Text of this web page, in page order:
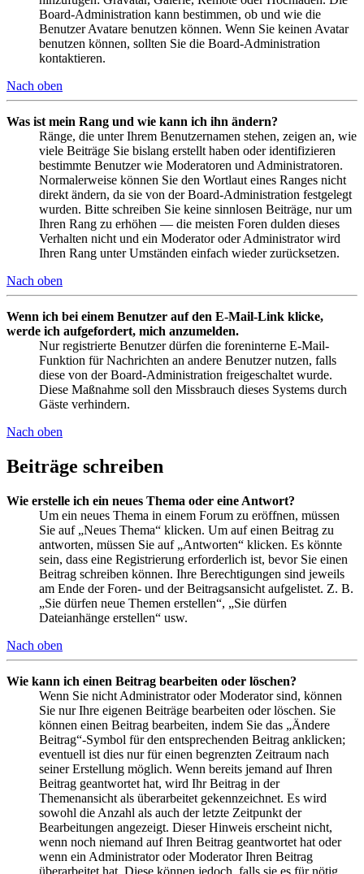
Board-Administration kann bestimmen, ob und wie die
Benutzer Avatare benutzen können. Wenn Sie keinen Avatar
benutzen können, sollten Sie die Board-Administration
kontaktieren.
Nach oben
Was ist mein Rang und wie kann ich ihn ändern?
Ränge, die unter Ihrem Benutzernamen stehen, zeigen an, wie
viele Beiträge Sie bislang erstellt haben oder identifizieren
bestimmte Benutzer wie Moderatoren und Administratoren.
Normalerweise können Sie den Wortlaut eines Ranges nicht
direkt ändern, da sie von der Board-Administration festgelegt
wurden. Bitte schreiben Sie keine sinnlosen Beiträge, nur um
Ihren Rang zu erhöhen — die meisten Foren dulden dieses
Verhalten nicht und ein Moderator oder Administrator wird
Ihren Rang unter Umständen einfach wieder zurücksetzen.
Nach oben
Wenn ich bei einem Benutzer auf den E-Mail-Link klicke,
werde ich aufgefordert, mich anzumelden.
Nur registrierte Benutzer dürfen die foreninterne E-Mail-
Funktion für Nachrichten an andere Benutzer nutzen, falls
diese von der Board-Administration freigeschaltet wurde.
Diese Maßnahme soll den Missbrauch dieses Systems durch
Gäste verhindern.
Nach oben
Beiträge schreiben
Wie erstelle ich ein neues Thema oder eine Antwort?
Um ein neues Thema in einem Forum zu eröffnen, müssen
Sie auf „Neues Thema“ klicken. Um auf einen Beitrag zu
antworten, müssen Sie auf „Antworten“ klicken. Es könnte
sein, dass eine Registrierung erforderlich ist, bevor Sie einen
Beitrag schreiben können. Ihre Berechtigungen sind jeweils
am Ende der Foren- und der Beitragsansicht aufgelistet. Z. B.
„Sie dürfen neue Themen erstellen“, „Sie dürfen
Dateianhänge erstellen“ usw.
Nach oben
Wie kann ich einen Beitrag bearbeiten oder löschen?
Wenn Sie nicht Administrator oder Moderator sind, können
Sie nur Ihre eigenen Beiträge bearbeiten oder löschen. Sie
können einen Beitrag bearbeiten, indem Sie das „Ändere
Beitrag“-Symbol für den entsprechenden Beitrag anklicken;
eventuell ist dies nur für einen begrenzten Zeitraum nach
seiner Erstellung möglich. Wenn bereits jemand auf Ihren
Beitrag geantwortet hat, wird Ihr Beitrag in der
Themenansicht als überarbeitet gekennzeichnet. Es wird
sowohl die Anzahl als auch der letzte Zeitpunkt der
Bearbeitungen angezeigt. Dieser Hinweis erscheint nicht,
wenn noch niemand auf Ihren Beitrag geantwortet hat oder
wenn ein Administrator oder Moderator Ihren Beitrag
überarbeitet hat. Diese können jedoch, falls sie es für nötig